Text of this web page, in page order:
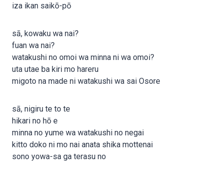
iza ikan saikō-pō
sā, kowaku wa nai?
fuan wa nai?
watakushi no omoi wa minna ni wa omoi?
uta utae ba kiri mo hareru
migoto na made ni watakushi wa sai Osore
sā, nigiru te to te
hikari no hō e
minna no yume wa watakushi no negai
kitto doko ni mo nai anata shika mottenai
sono yowa-sa ga terasu no